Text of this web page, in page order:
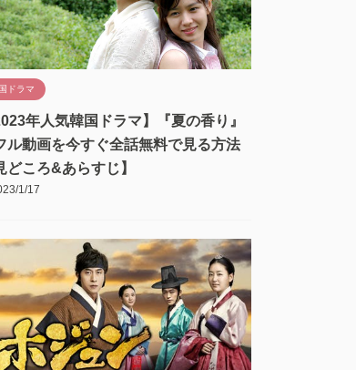
ドラマ
年人気韓国ドラマ】『夏の香り』
ル動画を今すぐ全話無料で見る方法
どころ&あらすじ】
1/17